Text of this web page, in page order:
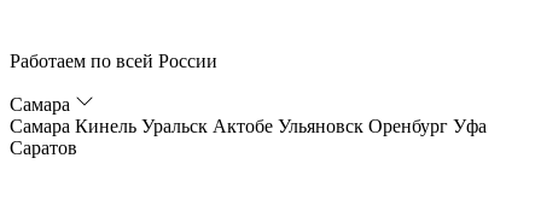
Работаем по всей России
Самара
Самара Кинель Уральск Актобе Ульяновск Оренбург Уфа
Саратов